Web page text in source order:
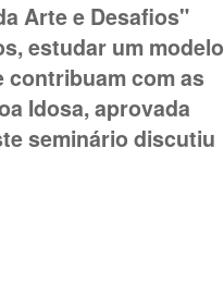
Arte e Desafios"
estudar um modelo
contribuam com as
Idosa, aprovada
seminário discutiu